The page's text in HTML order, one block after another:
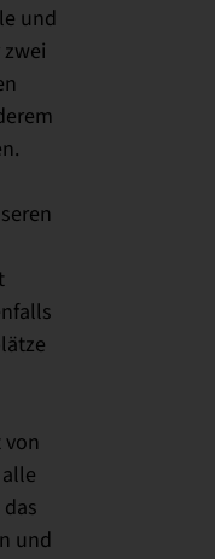
und
von
und